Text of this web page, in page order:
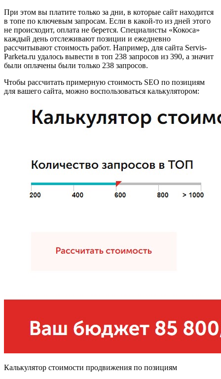
При этом вы платите только за дни, в которые сайт находится
в топе по ключевым запросам. Если в какой-то из дней этого
не происходит, оплата не берется. Специалисты «Кокоса»
каждый день отслеживают позиции и ежедневно
рассчитывают стоимость работ. Например, для сайта Servis-
Parketa.ru удалось вывести в топ 238 запросов из 390, а значит
были оплачены были только 238 запросов.
Чтобы рассчитать примерную стоимость SEO по позициям
для вашего сайта, можно воспользоваться калькулятором:
Калькулятор стоимости продвижения по позициям